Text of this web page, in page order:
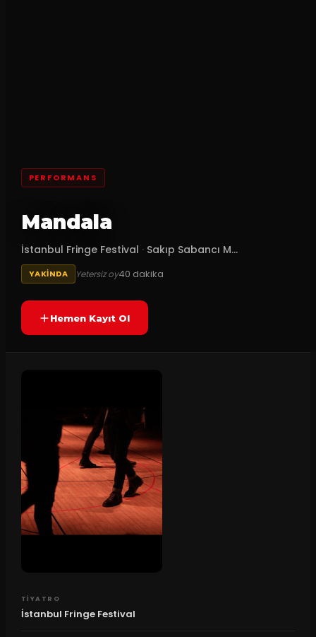
PERFORMANS
Mandala
İstanbul Fringe Festival · Sakıp Sabancı M...
YAKINDA Yetersiz oy40 dakika
Hemen Kayıt Ol
TIYATRO
İstanbul Fringe Festival